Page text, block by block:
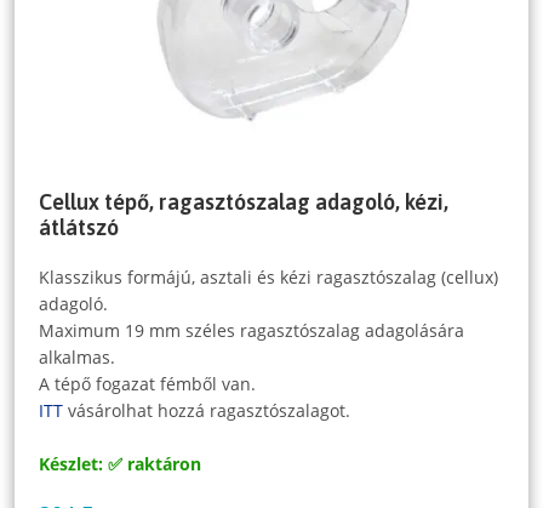
Cellux tépő, ragasztószalag adagoló, kézi,
átlátszó
Klasszikus formájú, asztali és kézi ragasztószalag (cellux)
adagoló.
Maximum 19 mm széles ragasztószalag adagolására
alkalmas.
A tépő fogazat fémből van.
ITT vásárolhat hozzá ragasztószalagot.
Készlet: ✅ raktáron